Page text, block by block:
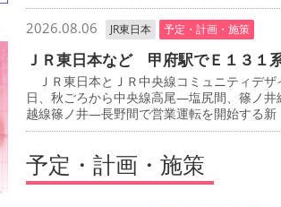
2026.08.06 JR東日本 予定・計画・施策
ＪＲ東日本など 甲府駅でＥ１３１
ＪＲ東日本とＪＲ中央線コミュニティデザ
日、秋ごろから中央線高尾―塩尻間、篠ノ
越線篠ノ井―長野間で営業運転を開始する新
予定・計画・施策